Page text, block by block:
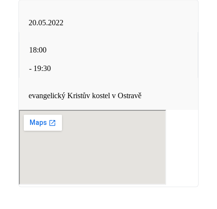
20.05.2022
18:00
- 19:30
evangelický Kristův kostel v Ostravě